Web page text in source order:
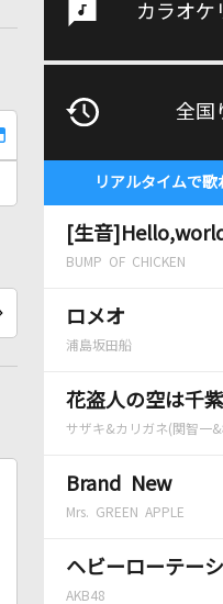
カラオケ
全国
リアルタイムで
[生音
BUMP OF CHICKEN
ロメオ
浦島坂田船
花盗人の空は千
サザキ&カリガネ(関智一
Brand New
Mrs. GREEN APPLE
ヘビーローテー
AKB48